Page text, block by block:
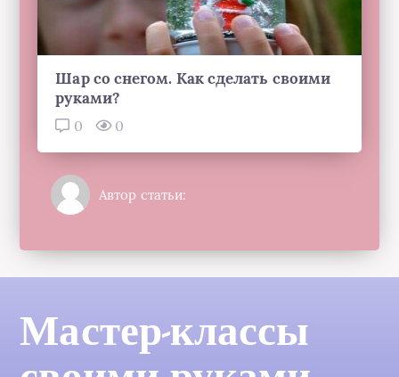
Шар со снегом. Как сделать своими
руками?
0 0
Автор статьи:
Мастер-классы